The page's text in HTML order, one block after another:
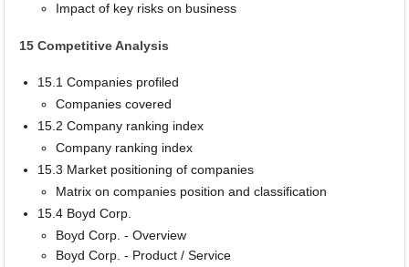
Impact of key risks on business
15 Competitive Analysis
15.1 Companies profiled
Companies covered
15.2 Company ranking index
Company ranking index
15.3 Market positioning of companies
Matrix on companies position and classification
15.4 Boyd Corp.
Boyd Corp. - Overview
Boyd Corp. - Product / Service